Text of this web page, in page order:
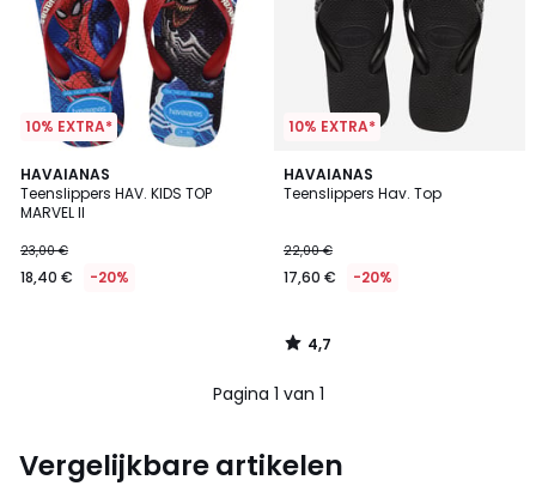
10% EXTRA*
HAVAIANAS
Teenslippers HAV. KIDS TOP
MARVEL II
23,00 €
18,40 € -20%
10% EXTRA*
HAVAIANAS
Teenslippers Hav. Top
22,00 €
17,60 € -20%
4,7
/ 5
4,7
/
Pagina 1 van 1
Vergelijkbare artikelen